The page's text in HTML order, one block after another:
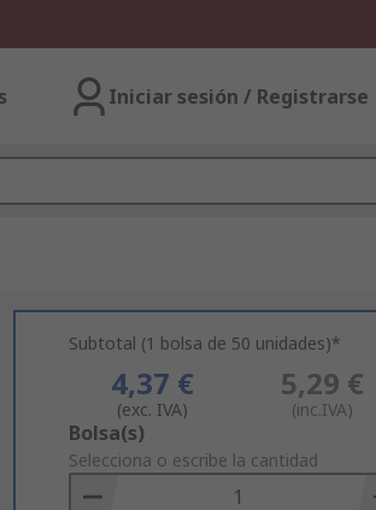
Iniciar sesión / Registrarse
Subtotal (1 bolsa de 50 unidades)*
4,37 €
(exc. IVA)
5,29 €
(inc.IVA)
Add
to
Basket
Bolsa(s)
Selecciona o escribe la cantidad